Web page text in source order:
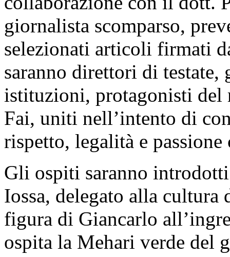
giornalista scomparso,
selezionati articoli firmati
saranno direttori di
istituzioni, protagonisti del
Fai, uniti nell’intento di
rispetto, legalità e
Gli ospiti saranno
Iossa, delegato alla cultura
figura di Giancarlo
ospita la Mehari verde del